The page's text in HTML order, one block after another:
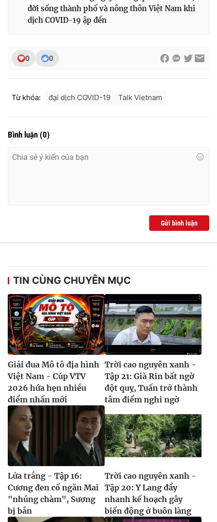
đời sống thành phố và nông thôn Việt Nam khi
dịch COVID-19 ập đến
0 0
Từ khóa: đại dịch COVID-19 Talk Vietnam
Bình luận (0)
Gửi bình luận
TIN CÙNG CHUYÊN MỤC
Giải đua Mô tô địa hình
Việt Nam - Cúp VTV
2026 hứa hẹn nhiều
điểm nhấn mới
Trời cao nguyên xanh -
Tập 21: Già Rin bất ngờ
đột quỵ, Tuấn trở thành
tâm điểm nghi ngờ
Lửa trắng - Tập 16:
Cương đen cố ngăn Mai
"nhúng chàm", Sương
bị bắn
Trời cao nguyên xanh -
Tập 20: Y Lang đẩy
nhanh kế hoạch gây
biến động ở buôn làng